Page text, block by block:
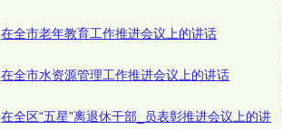
在全市老年教育工作推进会议上的讲话
在全市水资源管理工作推进会议上的讲话
在全区“五星”离退休干部_员表彰推进会议上的讲